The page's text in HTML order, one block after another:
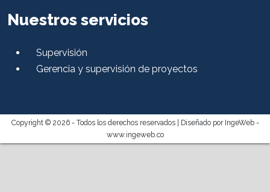
Nuestros servicios
Supervisión
Gerencia y supervisión de proyectos
Copyright © 2026 - Todos los derechos reservados |
Diseñado por IngeWeb -
www.ingeweb.co